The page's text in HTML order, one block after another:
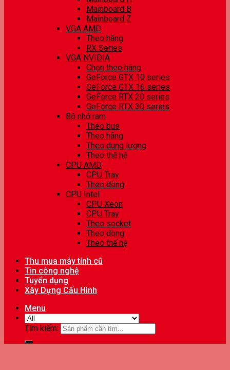
Mainboard B
Mainboard Z
VGA AMD
Theo hãng
RX Series
VGA NVIDIA
Chọn theo hãng
GeForce GTX 10 series
GeForce GTX 16 series
GeForce RTX 20 series
GeForce RTX 30 series
Bộ nhớ ram
Theo bus
Theo hãng
Theo dung lượng
Theo thế hệ
CPU AMD
CPU Tray
Theo dòng
CPU Intel
CPU Xeon
CPU Tray
Theo socket
Theo dòng
Theo thế hệ
Thu mua máy tính cũ
Tin công nghệ
Tuyển dụng
Xây Dựng Cấu Hình
Menu
Tìm kiếm: